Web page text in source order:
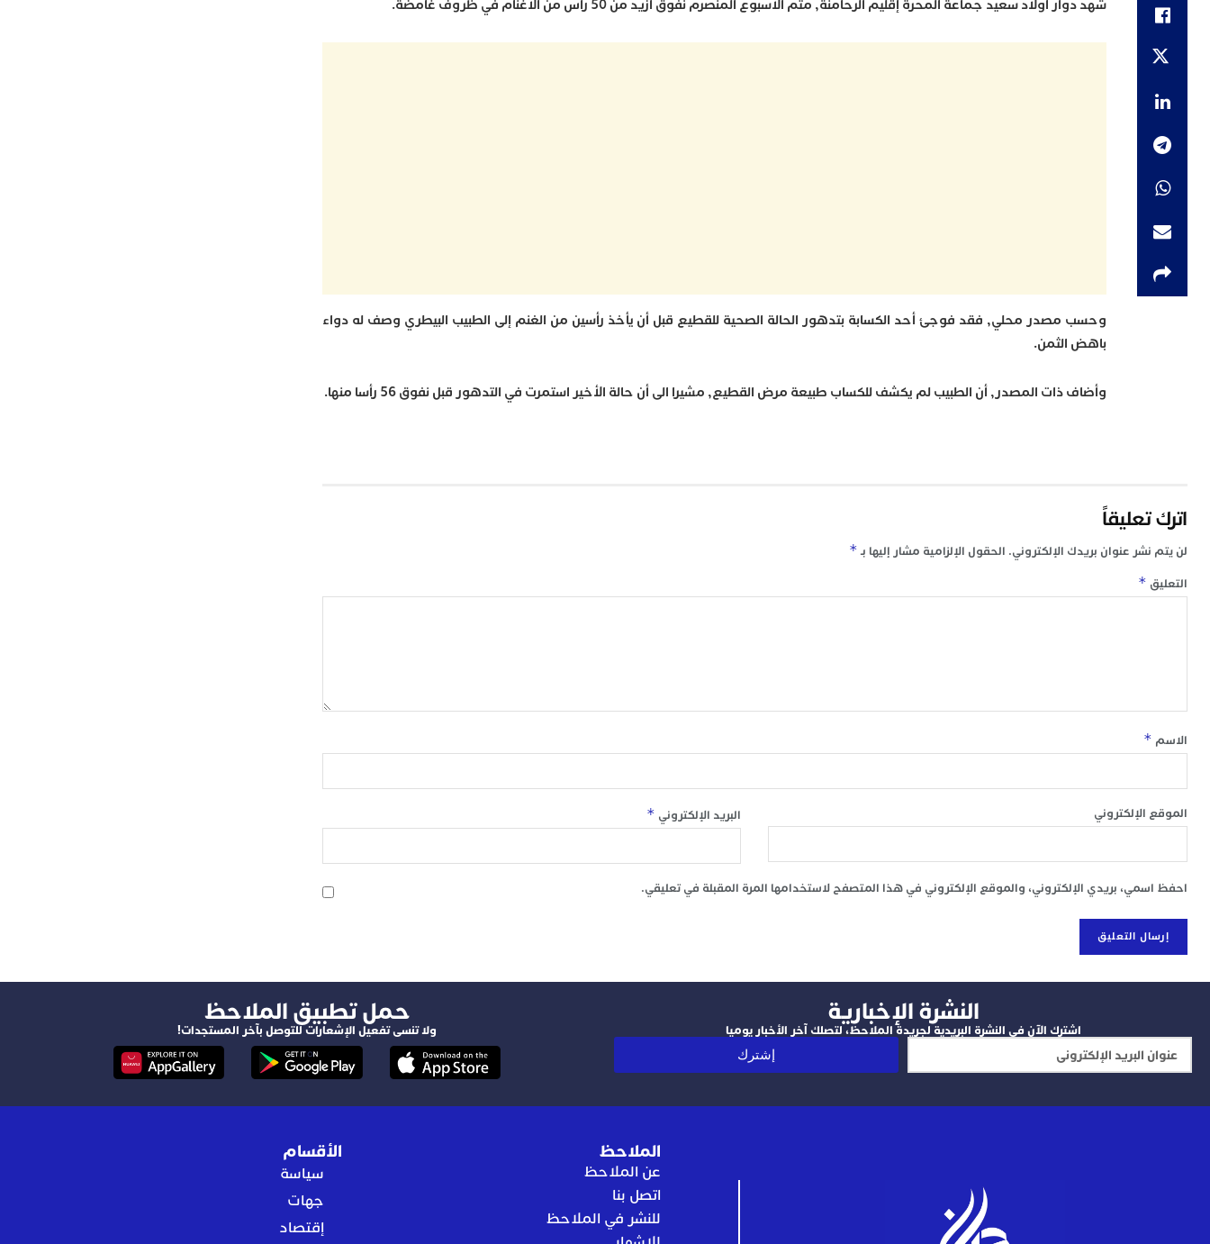
شهد دوار اولاد سعيد جماعة المحرة إقليم الرحامنة, متم الأسبوع المنصرم نفوق أزيد من 50 رأس من الأغنام في ظروف غامضة.
وحسب مصدر محلي, فقد فوجئ أحد الكسابة بتدهور الحالة الصحية للقطيع قبل أن يأخذ رأسين من الغنم إلى الطبيب البيطري وصف له دواء
باهض الثمن.
وأضاف ذات المصدر, أن الطبيب لم يكشف للكساب طبيعة مرض القطيع, مشيرا الى أن حالة الأخير استمرت في التدهور قبل نفوق 56 رأسا منها.
اترك تعليقاً
لن يتم نشر عنوان بريدك الإلكتروني. الحقول الإلزامية مشار إليها بـ*
التعليق *
الاسم *
البريد الإلكتروني * الموقع الإلكتروني
احفظ اسمي، بريدي الإلكتروني، والموقع الإلكتروني في هذا المتصفح لاستخدامها المرة المقبلة في تعليقي.
النشرة الإخبارية
اشترك الآن في النشرة البريدية لجريدة الملاحظ، لتصلك آخر الأخبار يوميا
إشترك
‫حمل تطبيق الملاحظ
ولا تنسى تفعيل الإشعارات للتوصل بآخر المستجدات!
الملاحظ
عن الملاحظ
اتصل بنا
للنشر في الملاحظ
الأقسام
سياسة
جهات
إقتصاد